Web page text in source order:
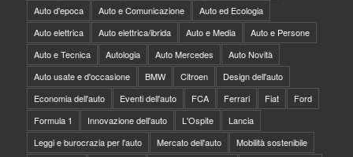
Auto d'epoca
Auto e Comunicazione
Auto ed Ecologia
Auto elettrica
Auto elettrica/ibrida Auto e Media
Auto e Persone
Auto e Tecnica
Autologia Auto Mercedes
Auto Novità
Auto usate e d'occasione
BMW Citroen
Design dell'auto
Economia dell'auto
Eventi dell'auto FCA Ferrari Fiat
Ford
Formula 1
Innovazione dell'auto L'Ospite
Lancia
Leggi e burocrazia per l'auto
Mercato dell'auto
Mobilità sostenibile